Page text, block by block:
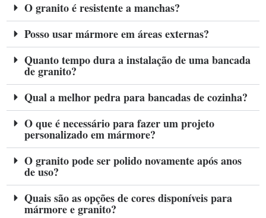
O granito é resistente a manchas?
Posso usar mármore em áreas externas?
Quanto tempo dura a instalação de uma bancada
de granito?
Qual a melhor pedra para bancadas de cozinha?
O que é necessário para fazer um projeto
personalizado em mármore?
O granito pode ser polido novamente após anos
de uso?
Quais são as opções de cores disponíveis para
mármore e granito?